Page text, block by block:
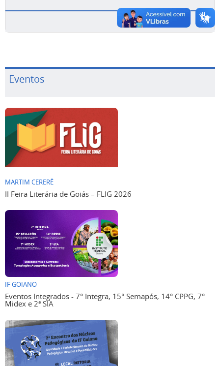
Eventos
MARTIM CERERÊ
II Feira Literária de Goiás – FLIG 2026
IF GOIANO
Eventos Integrados - 7° Integra, 15° Semapós, 14° CPPG, 7°
Midex e 2ª SIA